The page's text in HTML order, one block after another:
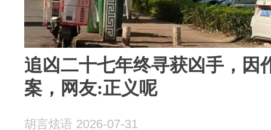
追凶二十七年终寻获凶手，因
案，网友:正义呢
胡言炫语 2026-07-31